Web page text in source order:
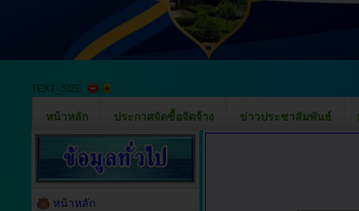
TEXT_SIZE
หน้าหลัก ประกาศจัดซื้อจัดจ้าง ข่าวประชาสัมพันธ์
หน้าหลัก